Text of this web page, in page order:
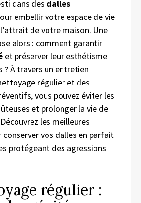
dans des dalles
embellir votre espace de vie
de votre maison. Une
alors : comment garantir
et préserver leur esthétisme
? À travers un entretien
régulier et des
vous pouvez éviter les
et prolonger la vie de
les meilleures
conserver vos dalles en parfait
protégeant des agressions
régulier :